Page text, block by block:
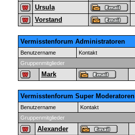
Ursula
Vorstand
Vermisstenforum Administratoren
Benutzername
Kontakt
Gruppenmitglieder
Mark
Vermisstenforum Super Moderatoren
Benutzername
Kontakt
Gruppenmitglieder
Alexander